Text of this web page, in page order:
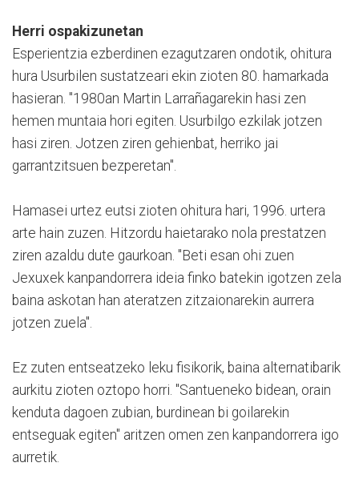
Herri ospakizunetan
Esperientzia ezberdinen ezagutzaren ondotik, ohitura
hura Usurbilen sustatzeari ekin zioten 80. hamarkada
hasieran. "1980an Martin Larrañagarekin hasi zen
hemen muntaia hori egiten. Usurbilgo ezkilak jotzen
hasi ziren. Jotzen ziren gehienbat, herriko jai
garrantzitsuen bezperetan".
Hamasei urtez eutsi zioten ohitura hari, 1996. urtera
arte hain zuzen. Hitzordu haietarako nola prestatzen
ziren azaldu dute gaurkoan. "Beti esan ohi zuen
Jexuxek kanpandorrera ideia finko batekin igotzen zela
baina askotan han ateratzen zitzaionarekin aurrera
jotzen zuela".
Ez zuten entseatzeko leku fisikorik, baina alternatibarik
aurkitu zioten oztopo horri. "Santueneko bidean, orain
kenduta dagoen zubian, burdinean bi goilarekin
entseguak egiten" aritzen omen zen kanpandorrera igo
aurretik.